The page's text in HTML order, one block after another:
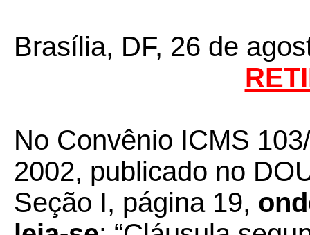
Brasília, DF, 26 de
No Convênio ICMS
2002, publicado no
Seção I, página 19,